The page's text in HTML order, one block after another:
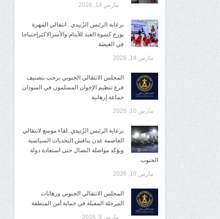
مارس 14, 2026
برعاية الرئيس الزُبيدي.. انتقالي المهرة
يوزع كسوة العيد للأيتام والأسرالاكثرإحتياجا
في الغيضة
مارس 14, 2026
المجلس الانتقالي الجنوبي يرحب بتصنيف
فرع تنظيم الإخوان المسلمون في السودان
جماعة إرهابية
مارس 10, 2026
برعاية الرئيس الزُبيدي..لقاء موسع لانتقالي
العاصمة عدن يناقش التحديات السياسية
ويؤكد مواصلة النضال حتى استعادة دولة
الجنوب
مارس 10, 2026
المجلس الانتقالي الجنوبي ورهانات
المرحلة المقبلة في حماية أمن المنطقة
مارس 9, 2026